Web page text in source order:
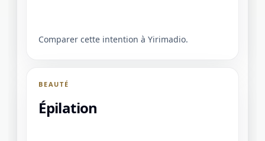
Comparer cette intention à Yirimadio.
BEAUTÉ
Épilation